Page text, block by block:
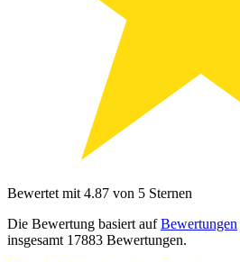
Bewertet mit 4.87 von 5 Sternen
Die Bewertung basiert aufBewertungen
insgesamt 17883 Bewertungen.